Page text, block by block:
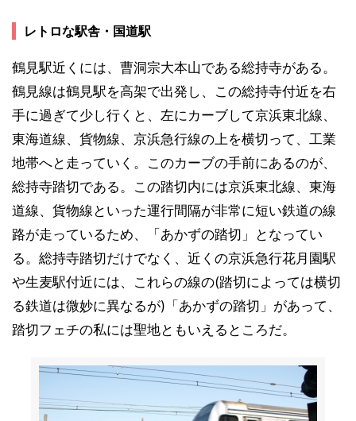
レトロな駅舎・国道駅
鶴見駅近くには、曹洞宗大本山である総持寺がある。
鶴見線は鶴見駅を高架で出発し、この総持寺付近を右
手に過ぎて少し行くと、左にカーブして京浜東北線、
東海道線、貨物線、京浜急行線の上を横切って、工業
地帯へと走っていく。このカーブの手前にあるのが、
総持寺踏切である。この踏切内には京浜東北線、東海
道線、貨物線といった運行間隔が非常に短い鉄道の線
路が走っているため、「あかずの踏切」となってい
る。総持寺踏切だけでなく、近くの京浜急行花月園駅
や生麦駅付近には、これらの線の(踏切によっては横切
る鉄道は微妙に異なるが)「あかずの踏切」があって、
踏切フェチの私には聖地ともいえるところだ。